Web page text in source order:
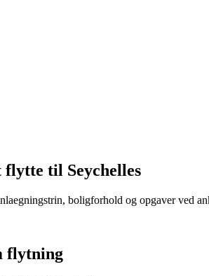
til Seychelles
boligforhold og opgaver ved
flytning